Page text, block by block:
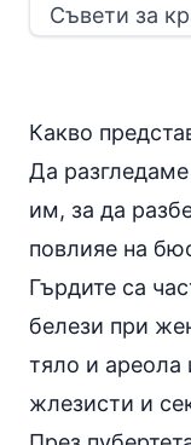
Съвети за
Какво
Да
им, за да
повлияе на
Гърдите са
белези при
тяло и ареола
жлезисти и